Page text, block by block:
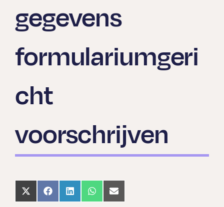
gegevens
formulariumgeri
cht
voorschrijven
Share
on
Share
on
Share
on
Share
on
Share
on